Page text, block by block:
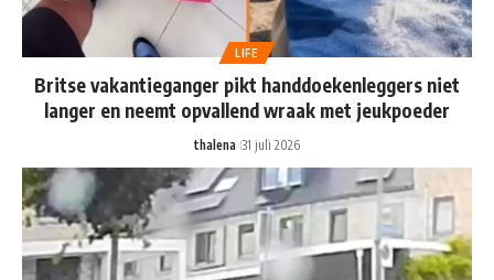
LIFE
Britse vakantieganger pikt handdoekenleggers niet
langer en neemt opvallend wraak met jeukpoeder
thalena 31 juli 2026